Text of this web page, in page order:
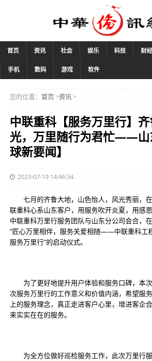
首页 资讯 社会 娱乐 科技 财经
手机 数码 游戏 软件
您的位置： 首页>资讯>
中联重科【服务万里行】
光，万里随行为君忙——山
球新要闻】
2023-07-19 14:46:34
七月的齐鲁大地，山色怡人，风光秀丽，
联重科心系山东客户，用服务吹开炎夏，用感
中联重科万里行服务团队与山东分公司会合，
“匠心万里相伴，服务关爱相随——中联重科工
服务万里行”的启动仪式。
为了更好地提升用户体验和服务口碑，本
次服务万里行的工作意义和价值内涵，希望服
上的服务理念，真正走进客户心里，增进客企
来实实在在的服务。
为全方位做好巡检服务工作，此次万里行